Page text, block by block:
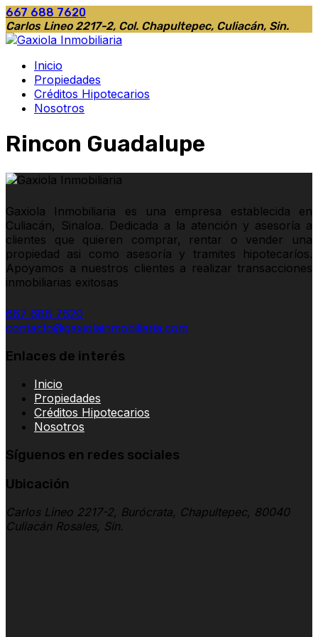
667 688 7620
Carlos Lineo 2217-2, Col. Chapultepec, Culiacán, Sin.
Inicio
Propiedades
Créditos Hipotecarios
Nosotros
Rincon Guadalupe
Gaxiola Inmobiliaria es una empresa establecida en
Culiacán, Sinaloa. Dedicada a la atención y asesoría a
clientes que quieren comprar, rentar o vender una
propiedad asi como asesoría y tramites hipotecaríos.
Apoyamos a nuestros clientes a realizar transacciones
inmobiliarias exitosas
667 688 7620
contacto@gaxiolainmobiliaria.com
Enlaces de interés
Inicio
Propiedades
Créditos Hipotecarios
Nosotros
Síguenos en redes sociales
Ubicación
Carlos Lineo 2217-2, Burócrata, Chapultepec, 80040
Culiacán Rosales, Sin.